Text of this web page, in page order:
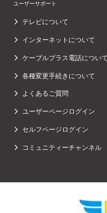
ユーザーサポート
テレビについて
インターネットについて
ケーブルプラス電話について
各種変更手続きについて
よくあるご質問
ユーザーページログイン
セルフページログイン
コミュニティーチャンネル